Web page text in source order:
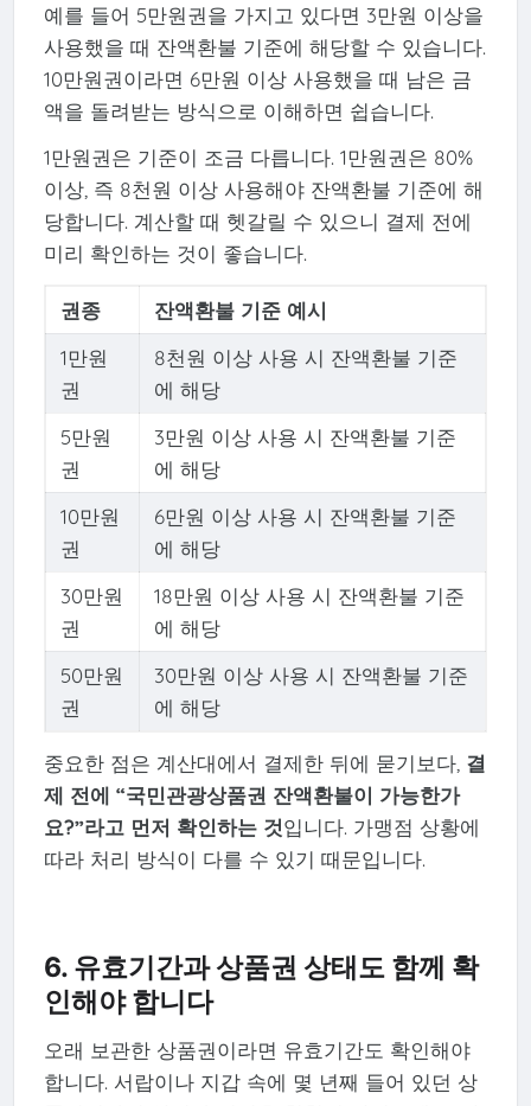
예를 들어 5만원권을 가지고 있다면 3만원 이상을
사용했을 때 잔액환불 기준에 해당할 수 있습니다.
10만원권이라면 6만원 이상 사용했을 때 남은 금
액을 돌려받는 방식으로 이해하면 쉽습니다.
1만원권은 기준이 조금 다릅니다. 1만원권은 80%
이상, 즉 8천원 이상 사용해야 잔액환불 기준에 해
당합니다. 계산할 때 헷갈릴 수 있으니 결제 전에
미리 확인하는 것이 좋습니다.
권종
잔액환불 기준 예시
1만원
권
8천원 이상 사용 시 잔액환불 기준
에 해당
5만원
권
3만원 이상 사용 시 잔액환불 기준
에 해당
10만원
권
6만원 이상 사용 시 잔액환불 기준
에 해당
30만원
권
18만원 이상 사용 시 잔액환불 기준
에 해당
50만원
권
30만원 이상 사용 시 잔액환불 기준
에 해당
중요한 점은 계산대에서 결제한 뒤에 묻기보다, 결
제 전에 “국민관광상품권 잔액환불이 가능한가
요?”라고 먼저 확인하는 것입니다. 가맹점 상황에
따라 처리 방식이 다를 수 있기 때문입니다.
6. 유효기간과 상품권 상태도 함께 확
인해야 합니다
오래 보관한 상품권이라면 유효기간도 확인해야
합니다. 서랍이나 지갑 속에 몇 년째 들어 있던 상